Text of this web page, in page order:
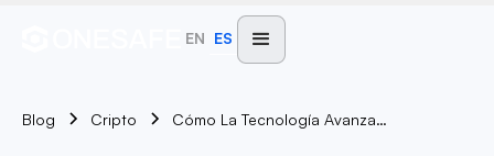
EN ES
Blog Cripto Cómo La Tecnología Avanzada De Chips Podría Afectar La Nómina En Criptomonedas En 2025